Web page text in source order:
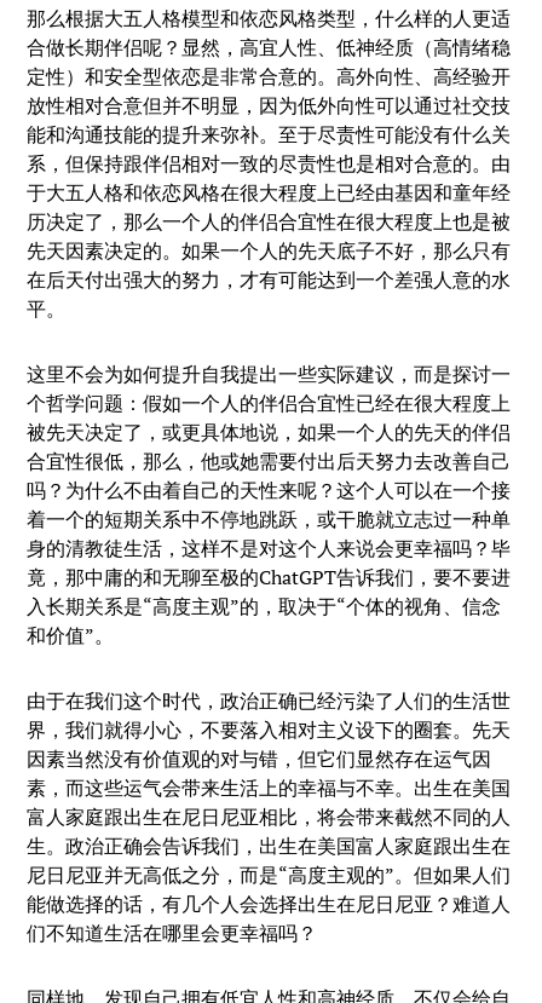
那么根据大五人格模型和依恋风格类型，什么样的人更适
合做长期伴侣呢？显然，高宜人性、低神经质（高情绪稳
定性）和安全型依恋是非常合意的。高外向性、高经验开
放性相对合意但并不明显，因为低外向性可以通过社交技
能和沟通技能的提升来弥补。至于尽责性可能没有什么关
系，但保持跟伴侣相对一致的尽责性也是相对合意的。由
于大五人格和依恋风格在很大程度上已经由基因和童年经
历决定了，那么一个人的伴侣合宜性在很大程度上也是被
先天因素决定的。如果一个人的先天底子不好，那么只有
在后天付出强大的努力，才有可能达到一个差强人意的水
平。
这里不会为如何提升自我提出一些实际建议，而是探讨一
个哲学问题：假如一个人的伴侣合宜性已经在很大程度上
被先天决定了，或更具体地说，如果一个人的先天的伴侣
合宜性很低，那么，他或她需要付出后天努力去改善自己
吗？为什么不由着自己的天性来呢？这个人可以在一个接
着一个的短期关系中不停地跳跃，或干脆就立志过一种单
身的清教徒生活，这样不是对这个人来说会更幸福吗？毕
竟，那中庸的和无聊至极的ChatGPT告诉我们，要不要进
入长期关系是“高度主观”的，取决于“个体的视角、信念
和价值”。
由于在我们这个时代，政治正确已经污染了人们的生活世
界，我们就得小心，不要落入相对主义设下的圈套。先天
因素当然没有价值观的对与错，但它们显然存在运气因
素，而这些运气会带来生活上的幸福与不幸。出生在美国
富人家庭跟出生在尼日尼亚相比，将会带来截然不同的人
生。政治正确会告诉我们，出生在美国富人家庭跟出生在
尼日尼亚并无高低之分，而是“高度主观的”。但如果人们
能做选择的话，有几个人会选择出生在尼日尼亚？难道人
们不知道生活在哪里会更幸福吗？